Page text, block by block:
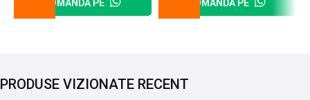
COMANDĂ PE COMANDĂ PE
PRODUSE VIZIONATE RECENT